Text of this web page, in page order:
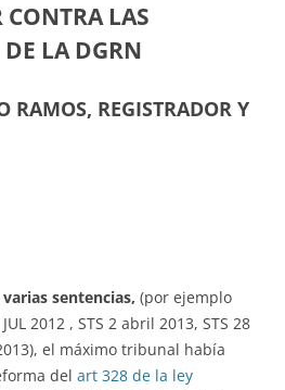
CONTRA LAS
LA DGRN
RAMOS, REGISTRADOR Y
sentencias, (por ejemplo
2012 , STS 2 abril 2013, STS 28
el máximo tribunal había
del art 328 de la ley